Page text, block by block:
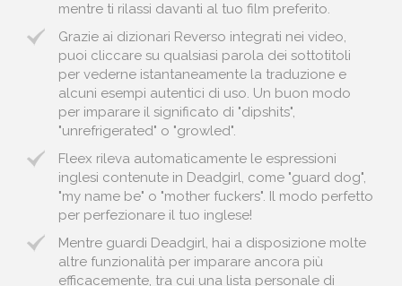
mentre ti rilassi davanti al tuo film preferito.
Grazie ai dizionari Reverso integrati nei video,
puoi cliccare su qualsiasi parola dei sottotitoli
per vederne istantaneamente la traduzione e
alcuni esempi autentici di uso. Un buon modo
per imparare il significato di "dipshits",
"unrefrigerated" o "growled".
Fleex rileva automaticamente le espressioni
inglesi contenute in Deadgirl, come "guard dog",
"my name be" o "mother fuckers". Il modo perfetto
per perfezionare il tuo inglese!
Mentre guardi Deadgirl, hai a disposizione molte
altre funzionalità per imparare ancora più
efficacemente, tra cui una lista personale di